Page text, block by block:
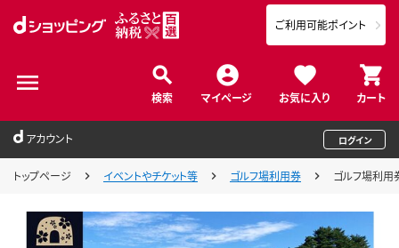
検索 マイページ お気に入り カート
ご利用可能ポイント
アカウント ログイン
トップページ イベントやチケット等 ゴルフ場利用券 ゴルフ場利用